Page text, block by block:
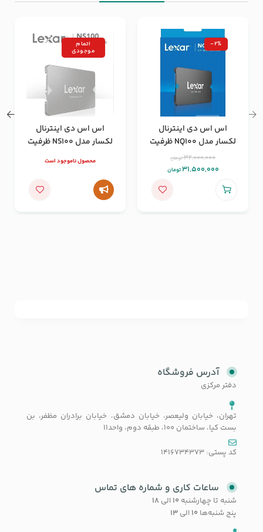
-2%
اس اس دی اینترنال
لکسار مدل NQ100 ظرفیت
2 ترابایت
32,000,000تومان
31,500,000تومان
اتمام
موجودی
اس اس دی اینترنال
لکسار مدل NS100 ظرفیت
محصول ناموجود است
آدرس فروشگاه
دفتر مرکزی
تهران، خیابان ولیعصر، خیابان دمشق، خیابان برادران مظفر، بن
بست کیا، ساختمان 100، طبقه دوم، واحد11
کد پستی: 1416734373
ساعات کاری و شماره های تماس
شنبه تا چهارشنبه ۱۰ الی ۱۸
پنج شنبه‌ها ۱۰ الی ۱۳